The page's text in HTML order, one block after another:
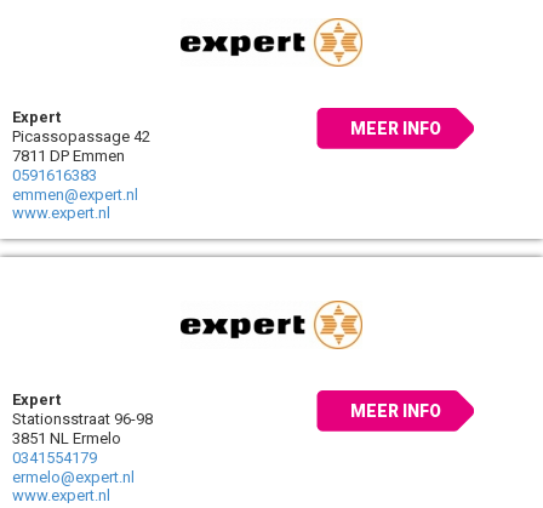
Expert
Picassopassage 42
7811 DP Emmen
0591616383
emmen@expert.nl
www.expert.nl
MEER INFO
Expert
Stationsstraat 96-98
3851 NL Ermelo
0341554179
ermelo@expert.nl
www.expert.nl
MEER INFO